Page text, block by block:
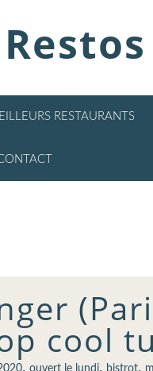
RESTAURANTS
cool
, ouvert le lundi, bistrot,